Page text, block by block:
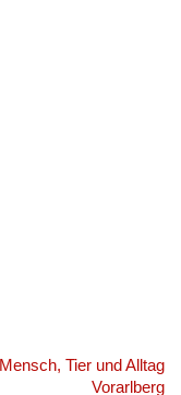
Mensch, Tier und Alltag
Vorarlberg